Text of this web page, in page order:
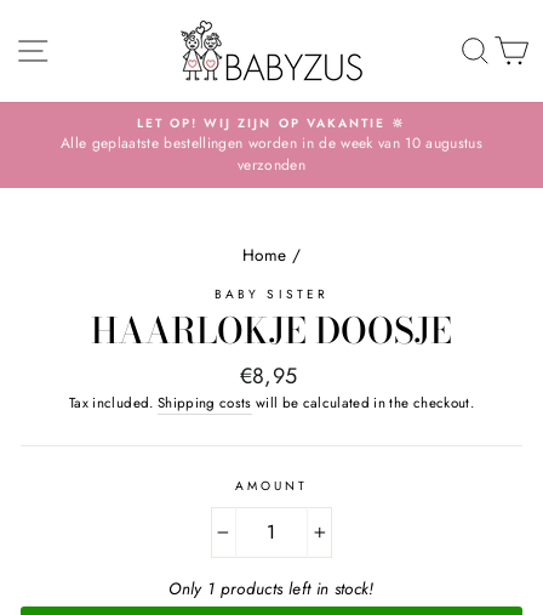
SITE NAVIGATION
TO
Pause
slideshow
LET OP! WIJ ZIJN OP VAKANTIE 🔆
Alle geplaatste bestellingen worden in de week van 10 augustus
verzonden
Home /
BABY SISTER
HAARLOKJE DOOSJE
Normal
price
€8,95
Tax included. Shipping costs will be calculated in the checkout.
AMOUNT
+
Only 1 products left in stock!